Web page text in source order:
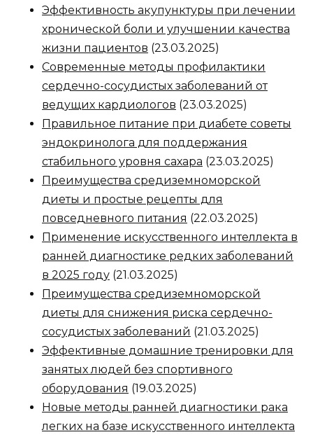
Эффективность акупунктуры при лечении
хронической боли и улучшении качества
жизни пациентов (23.03.2025)
Современные методы профилактики
сердечно-сосудистых заболеваний от
ведущих кардиологов (23.03.2025)
Правильное питание при диабете советы
эндокринолога для поддержания
стабильного уровня сахара (23.03.2025)
Преимущества средиземноморской
диеты и простые рецепты для
повседневного питания (22.03.2025)
Применение искусственного интеллекта в
ранней диагностике редких заболеваний
в 2025 году (21.03.2025)
Преимущества средиземноморской
диеты для снижения риска сердечно-
сосудистых заболеваний (21.03.2025)
Эффективные домашние тренировки для
занятых людей без спортивного
оборудования (19.03.2025)
Новые методы ранней диагностики рака
легких на базе искусственного интеллекта